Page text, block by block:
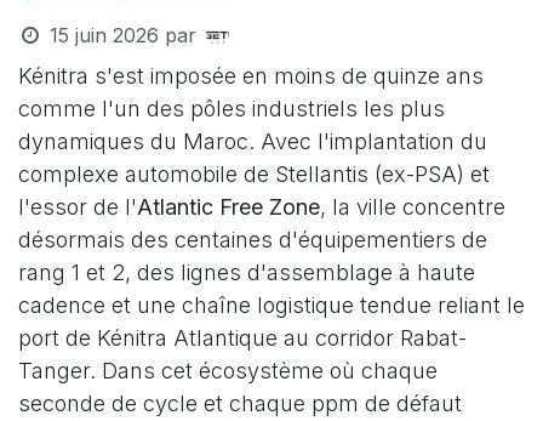
15 juin 2026 par
Kénitra s'est imposée en moins de quinze ans
comme l'un des pôles industriels les plus
dynamiques du Maroc. Avec l'implantation du
complexe automobile de Stellantis (ex-PSA) et
l'essor de l'Atlantic Free Zone, la ville concentre
désormais des centaines d'équipementiers de
rang 1 et 2, des lignes d'assemblage à haute
cadence et une chaîne logistique tendue reliant le
port de Kénitra Atlantique au corridor Rabat-
Tanger. Dans cet écosystème où chaque
seconde de cycle et chaque ppm de défaut